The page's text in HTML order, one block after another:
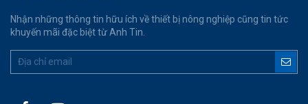
Nhận những thông tin hữu ích về thiết bị nông nghiệp cũng tin tức
khuyến mãi đặc biệt từ Anh Tin.